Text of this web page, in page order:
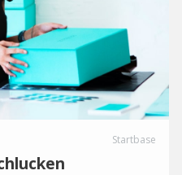
Startbase